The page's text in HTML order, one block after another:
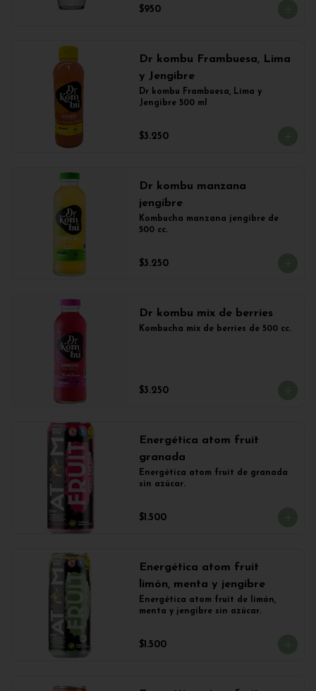
$950
Dr kombu Frambuesa, Lima
y Jengibre
Dr kombu Frambuesa, Lima y
Jengibre 500 ml
$3.250
Dr kombu manzana
jengibre
Kombucha manzana jengibre de
500 cc.
$3.250
Dr kombu mix de berries
Kombucha mix de berries de 500 cc.
$3.250
Energética atom fruit
granada
Energética atom fruit de granada
sin azúcar.
$1.500
Energética atom fruit
limón, menta y jengibre
Energética atom fruit de limón,
menta y jengibre sin azúcar.
$1.500